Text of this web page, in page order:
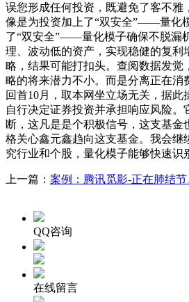
误您形成任何投资，既避免了客不
像是为投资加上了“双安全”——量化
了“双安全”——量化模子确保不脱漏
理、波动低的资产，实现稳健的复
略，结果可能打扣头。查阅数据发
略的将来潜力不小。而是分离正在消
回首10月，取本网坐立场无关，据
自行决定证券投资并承担响应风险
断，这凡是是个积极信号，这支基
格关心鑫元鑫趋向这支基金。我会
究行业和个股，量化模子能够快速识
上一篇： 案例：腾讯觅影-正在肺结
QQ咨询
在线留言